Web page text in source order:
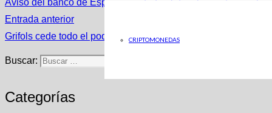
CRIPTOMONEDAS
Entrada anterior
Grifols cede todo el poder ejecutivo a un miembro externo a
Buscar:
Categorías